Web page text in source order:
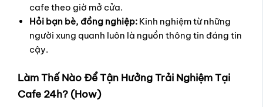
cafe theo giờ mở cửa.
Hỏi bạn bè, đồng nghiệp: Kinh nghiệm từ những
người xung quanh luôn là nguồn thông tin đáng tin
cậy.
Làm Thế Nào Để Tận Hưởng Trải Nghiệm Tại
Cafe 24h? (How)